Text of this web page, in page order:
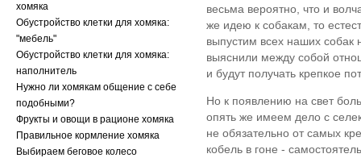
хомяка
Обустройство клетки для хомяка:
"мебель"
Обустройство клетки для хомяка:
наполнитель
Нужно ли хомякам общение с себе
подобными?
Фрукты и овощи в рационе хомяка
Правильное кормление хомяка
Выбираем беговое колесо
весьма вероятно, что и
же идею к собакам, то
выпустим всех наших собак
выяснили между собой
и будут получать крепкое
Но к появлению на свет
опять же имеем дело с
не обязательно от самых
кобель в гоне -